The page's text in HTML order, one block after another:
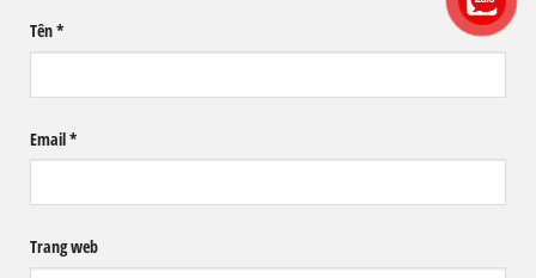
Tên*
Email*
Trang web